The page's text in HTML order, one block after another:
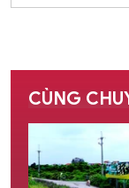
CÙNG